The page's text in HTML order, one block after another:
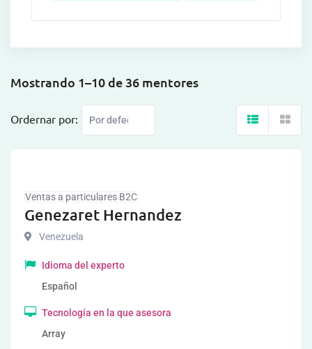
Mostrando 1–10 de 36 mentores
Ordernar por:
Ventas a particulares B2C
Genezaret Hernandez
Venezuela
Idioma del experto
Español
Tecnología en la que asesora
Array